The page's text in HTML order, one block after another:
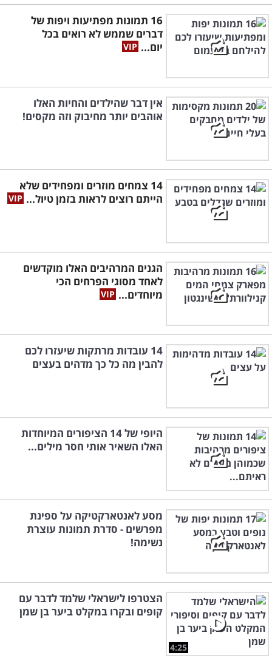
16 תמונות מפתיעות ויפות של
דברים שממש לא רואים בכל
יום...
אין דבר שהילדים והחיות האלו
אוהבים יותר מחיבוק וזה מקסים!
14 צמחים מוזרים ומפחידים שלא
הייתם רוצים לראות בזמן טיול...
הגנים המרהיבים האלו מוקדשים
לאחד מסוגי הפרחים הכי
מיוחדים...
14 עובדות מרתקות שיעזרו לכם
להבין מה כל כך מדהים בעצים
היופי של 14 הציפורים המיוחדות
האלו השאיר אותי חסר מילים...
מסע לאנטארקטיקה על ספינת
מפרשים - סדרת תמונות עוצרת
נשימה!
4:25
הצטרפו לישראלי שלמד לדבר עם
קופים ובקרו במקלט ביער בן שמן